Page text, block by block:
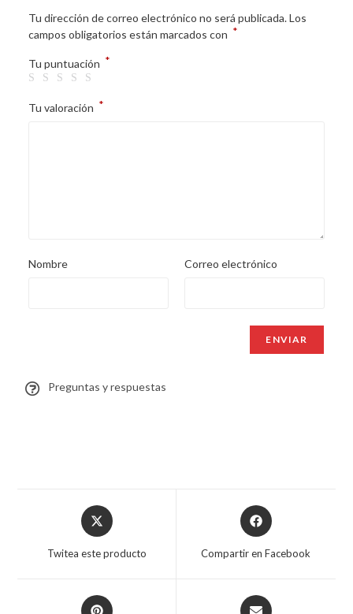
Tu dirección de correo electrónico no será publicada. Los
campos obligatorios están marcados con *
Tu puntuación *
Tu valoración *
Nombre Correo electrónico
Preguntas y respuestas
Twitea este producto Compartir en Facebook